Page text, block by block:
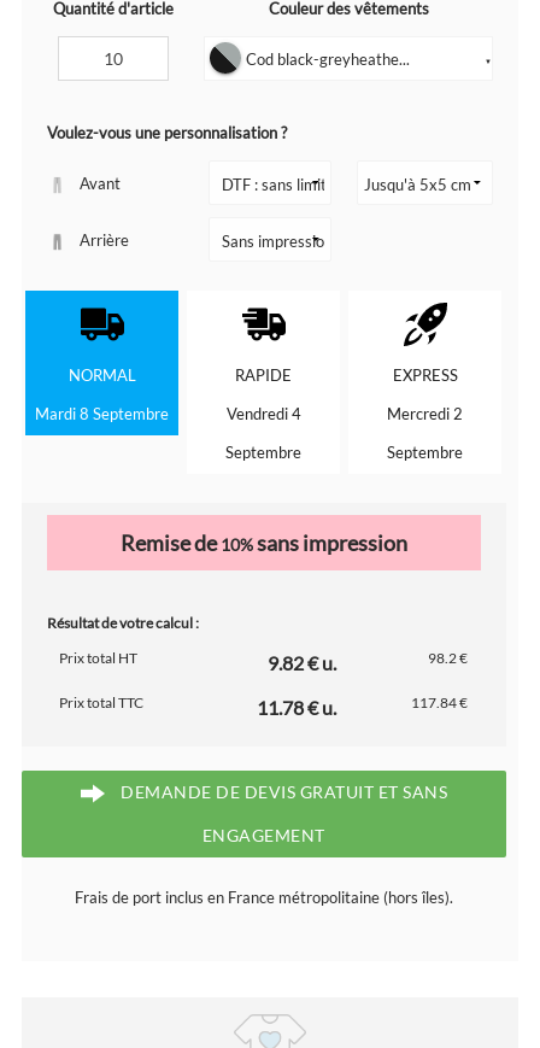
Quantité d'article Couleur des vêtements
Cod black-greyheathe... ▼
Voulez-vous une personnalisation ?
Avant
Arrière
NORMAL
Mardi 8 Septembre
RAPIDE
Vendredi 4
Septembre
EXPRESS
Mercredi 2
Septembre
Remise de10%sans impression
Résultat de votre calcul :
Prix total HT
9.82 € u. 98.2 €
Prix total TTC 11.78 € u. 117.84 €
DEMANDE DE DEVIS GRATUIT ET SANS
ENGAGEMENT
Frais de port inclus en France métropolitaine (hors îles).